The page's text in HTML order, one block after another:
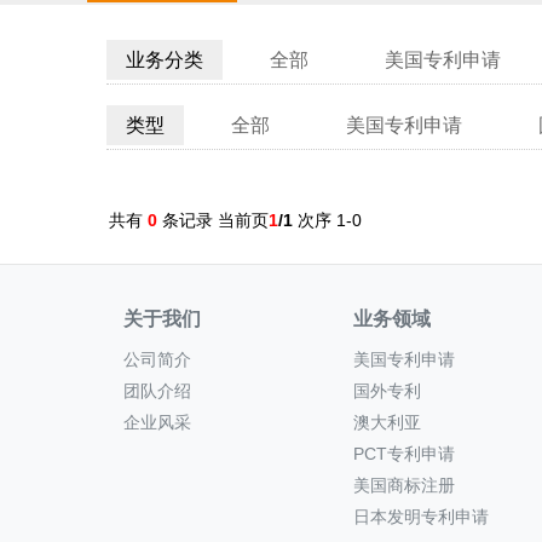
业务分类 全部 美国专利申请
类型 全部 美国专利申请
共有 0 条记录 当前页1/1 次序 1-0
关于我们
公司简介
团队介绍
企业风采
业务领域
美国专利申请
国外专利
澳大利亚
PCT专利申请
美国商标注册
日本发明专利申请